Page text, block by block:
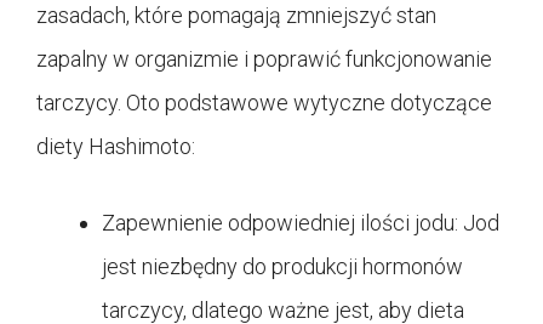
zasadach, które pomagają zmniejszyć stan
zapalny w organizmie i poprawić funkcjonowanie
tarczycy. Oto podstawowe wytyczne dotyczące
diety Hashimoto:
Zapewnienie odpowiedniej ilości jodu: Jod
jest niezbędny do produkcji hormonów
tarczycy, dlatego ważne jest, aby dieta